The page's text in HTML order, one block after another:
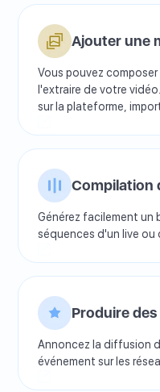
Ajouter une
Vous pouvez
l'extraire de votre
sur la plateforme,
Compilation
Générez facilement un
séquences d'un live ou
Produire
Annoncez la diffusion
événement sur les